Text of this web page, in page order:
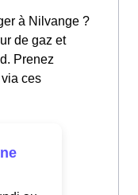
à Nilvange ?
de gaz et
Prenez
ces